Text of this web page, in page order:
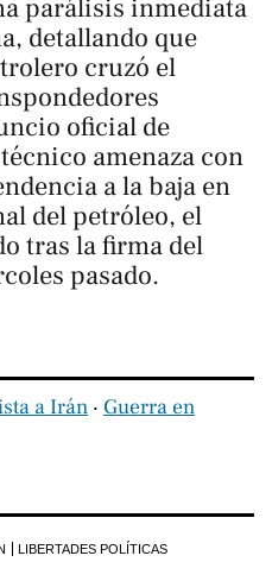
parálisis inmediata
detallando que
cruzó el
oficial de
amenaza con
a la baja en
del petróleo, el
tras la firma del
pasado.
a Irán ‧ Guerra en
LIBERTADES POLÍTICAS